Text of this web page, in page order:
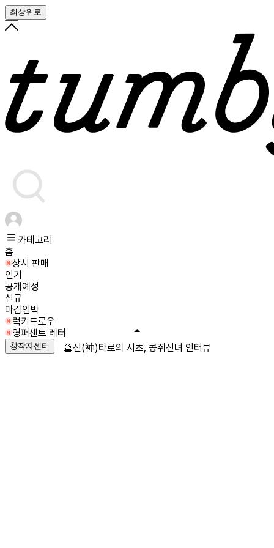
최상위로
카테고리
홈
상시 판매
인기
공개예정
신규
마감임박
럭키드로우
영퍼센트 레터
창작자센터 🔮신(神)타로의 시초, 콩쥐신녀 인터뷰